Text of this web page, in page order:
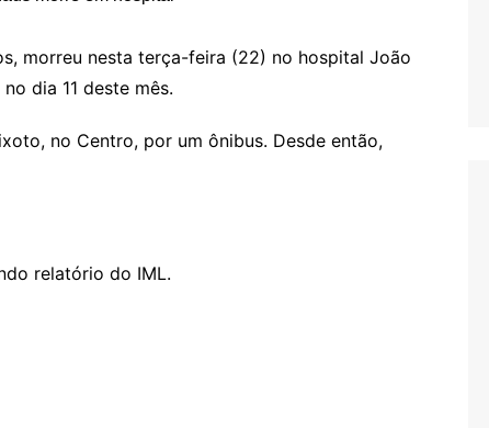
morreu nesta terça-feira (22) no hospital João
dia 11 deste mês.
no Centro, por um ônibus. Desde então,
relatório do IML.